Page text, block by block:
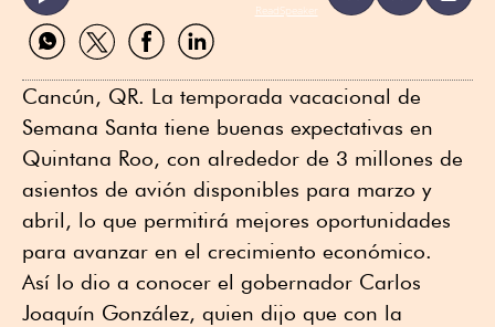
ReadSpeaker
Compartir
por
Compartir
por
Compartir
por
Compartir
por
Cancún, QR. La temporada vacacional de
Semana Santa tiene buenas expectativas en
Quintana Roo, con alrededor de 3 millones de
asientos de avión disponibles para marzo y
abril, lo que permitirá mejores oportunidades
para avanzar en el crecimiento económico.
Así lo dio a conocer el gobernador Carlos
Joaquín González, quien dijo que con la